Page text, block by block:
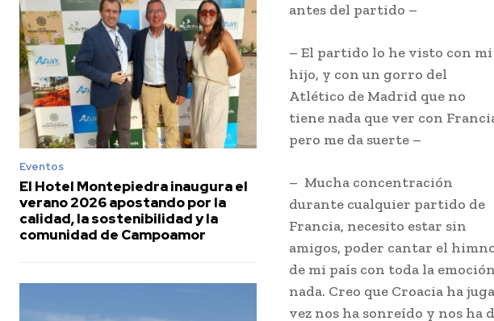
Eventos
El Hotel Montepiedra inaugura el
verano 2026 apostando por la
calidad, la sostenibilidad y la
comunidad de Campoamor
antes del partido –
– El partido lo he visto con mi
hijo, y con un gorro del
Atlético de Madrid que no
tiene nada que ver con
pero me da suerte –
– Mucha concentración
durante cualquier partido de
Francia, necesito estar sin
amigos, poder cantar el
de mi país con toda la
nada. Creo que Croacia ha
vez nos ha sonreído y nos ha